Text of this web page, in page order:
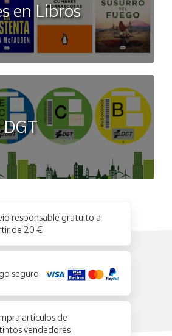
en Libros
responsable gratuito a
de 20 €
seguro
artículos de
vendedores